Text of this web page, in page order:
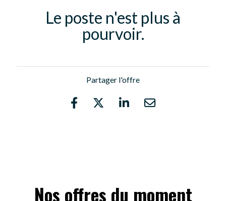
Le poste n'est plus à
pourvoir.
Partager l'offre
Nos offres du moment